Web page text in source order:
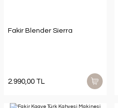
Fakir Blender Sierra
2.990,00 TL